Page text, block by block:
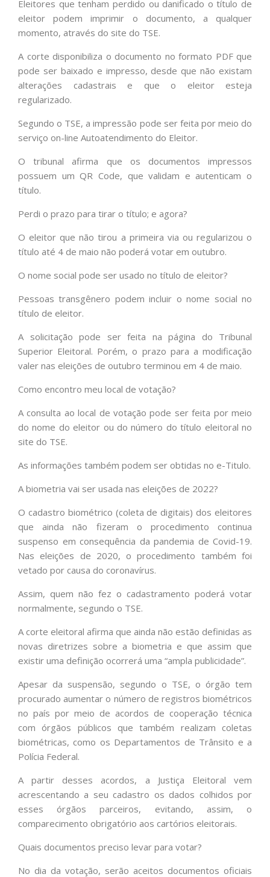
Eleitores que tenham perdido ou danificado o título de
eleitor podem imprimir o documento, a qualquer
momento, através do site do TSE.
A corte disponibiliza o documento no formato PDF que
pode ser baixado e impresso, desde que não existam
alterações cadastrais e que o eleitor esteja
regularizado.
Segundo o TSE, a impressão pode ser feita por meio do
serviço on-line Autoatendimento do Eleitor.
O tribunal afirma que os documentos impressos
possuem um QR Code, que validam e autenticam o
título.
Perdi o prazo para tirar o título; e agora?
O eleitor que não tirou a primeira via ou regularizou o
título até 4 de maio não poderá votar em outubro.
O nome social pode ser usado no título de eleitor?
Pessoas transgênero podem incluir o nome social no
título de eleitor.
A solicitação pode ser feita na página do Tribunal
Superior Eleitoral. Porém, o prazo para a modificação
valer nas eleições de outubro terminou em 4 de maio.
Como encontro meu local de votação?
A consulta ao local de votação pode ser feita por meio
do nome do eleitor ou do número do título eleitoral no
site do TSE.
As informações também podem ser obtidas no e-Titulo.
A biometria vai ser usada nas eleições de 2022?
O cadastro biométrico (coleta de digitais) dos eleitores
que ainda não fizeram o procedimento continua
suspenso em consequência da pandemia de Covid-19.
Nas eleições de 2020, o procedimento também foi
vetado por causa do coronavírus.
Assim, quem não fez o cadastramento poderá votar
normalmente, segundo o TSE.
A corte eleitoral afirma que ainda não estão definidas as
novas diretrizes sobre a biometria e que assim que
existir uma definição ocorrerá uma “ampla publicidade”.
Apesar da suspensão, segundo o TSE, o órgão tem
procurado aumentar o número de registros biométricos
no país por meio de acordos de cooperação técnica
com órgãos públicos que também realizam coletas
biométricas, como os Departamentos de Trânsito e a
Polícia Federal.
A partir desses acordos, a Justiça Eleitoral vem
acrescentando a seu cadastro os dados colhidos por
esses órgãos parceiros, evitando, assim, o
comparecimento obrigatório aos cartórios eleitorais.
Quais documentos preciso levar para votar?
No dia da votação, serão aceitos documentos oficiais